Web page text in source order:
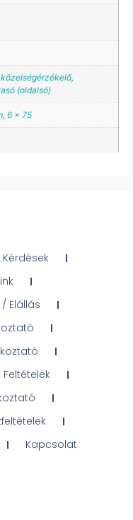
közelségérzékelő,
(oldalsó)
, 6 x 75
Elállás
Kapcsolat